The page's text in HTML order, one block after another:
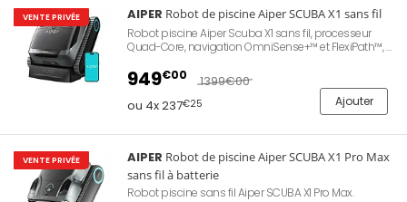
VENTE PRIVÉE AIPER Robot de piscine Aiper SCUBA X1 sans fil
Robot piscine Aiper Scuba X1 sans fil, processeur
Quad-Core, navigation OmniSense+™ et FlexiPath™, 4
filtration ultra-fine (3 µm), nettoyage fond, parois et
ligne d'eau, 5 modes programmables, contrôle via
application smartphone, charge rapide sans fil.
949€00 1399€00
ou 4x 237€25 Ajouter
VENTE PRIVÉE AIPER Robot de piscine Aiper SCUBA X1 Pro Max
sans fil à batterie
Robot piscine sans fil Aiper SCUBA X1 Pro Max.